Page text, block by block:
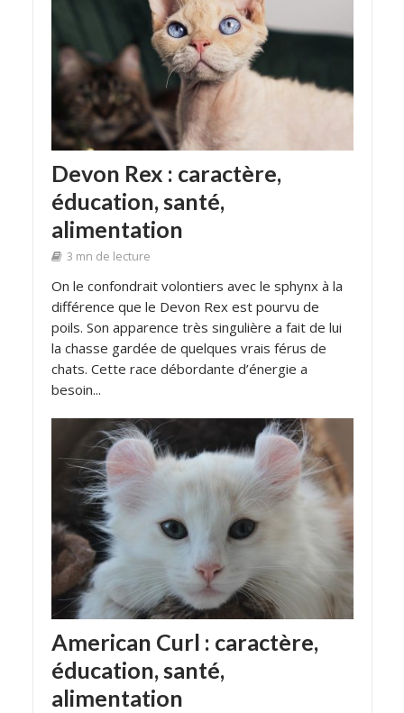
Devon Rex : caractère,
éducation, santé,
alimentation
3 mn de lecture
On le confondrait volontiers avec le sphynx à la
différence que le Devon Rex est pourvu de
poils. Son apparence très singulière a fait de lui
la chasse gardée de quelques vrais férus de
chats. Cette race débordante d’énergie a
besoin...
American Curl : caractère,
éducation, santé,
alimentation